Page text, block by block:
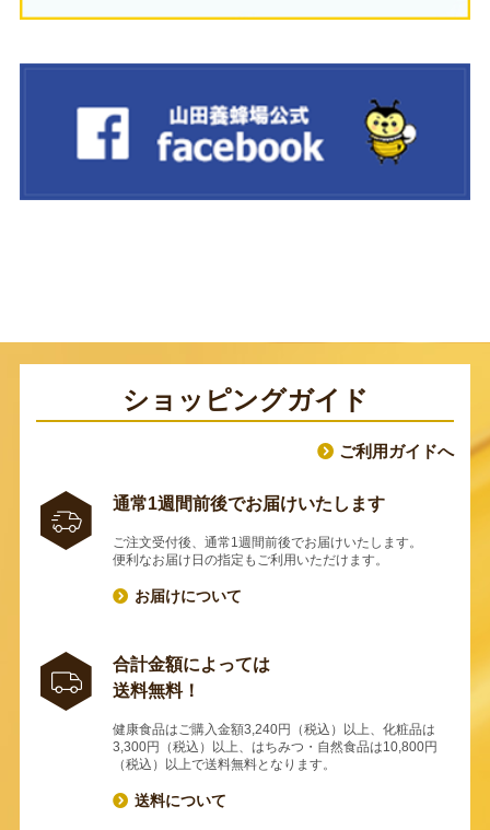
ショッピングガイド
ご利用ガイドへ
通常1週間前後でお届けいたします
ご注文受付後、通常1週間前後でお届けいたします。
便利なお届け日の指定もご利用いただけます。
お届けについて
合計金額によっては
送料無料！
健康食品はご購入金額3,240円（税込）以上、化粧品は
3,300円（税込）以上、はちみつ・自然食品は10,800円
（税込）以上で送料無料となります。
送料について